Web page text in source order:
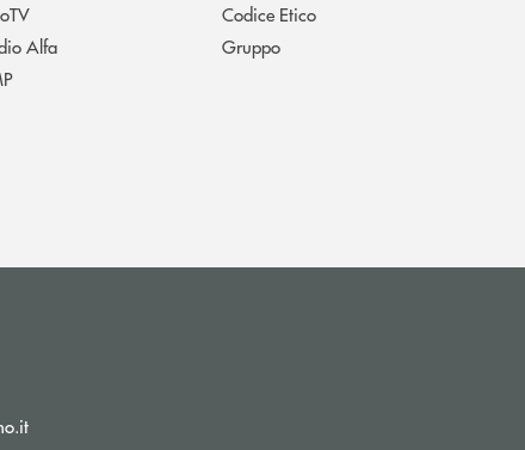
Alfa
Codice Etico
Gruppo
(si apre l’app di posta elettronica)